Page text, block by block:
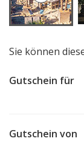
Sie können
Gutschein für
Gutschein von